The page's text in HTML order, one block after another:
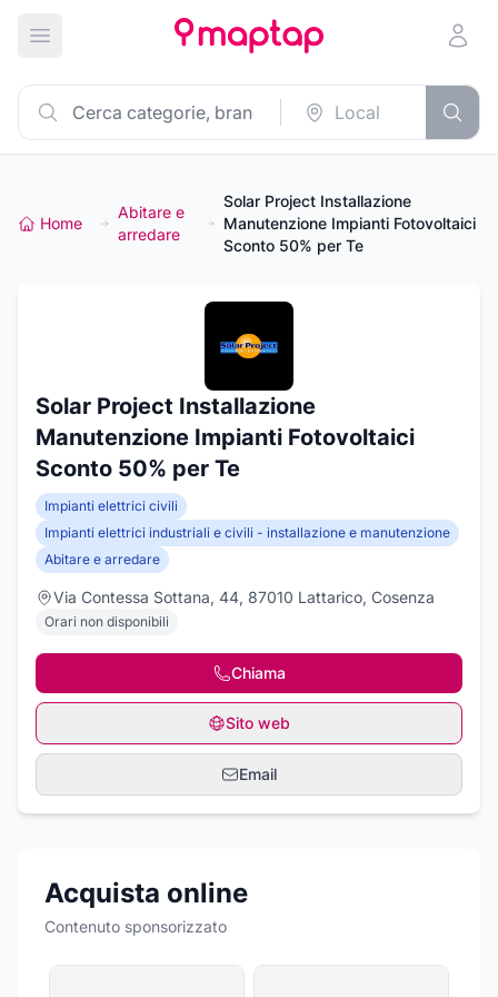
Apri menu principale
Home
Abitare e
arredare
Solar Project Installazione
Manutenzione Impianti Fotovoltaici
Sconto 50% per Te
Solar Project Installazione
Manutenzione Impianti Fotovoltaici
Sconto 50% per Te
Impianti elettrici civili
Impianti elettrici industriali e civili - installazione e manutenzione
Abitare e arredare
Via Contessa Sottana, 44, 87010 Lattarico, Cosenza
Orari non disponibili
Chiama
Sito web
Email
Acquista online
Contenuto sponsorizzato